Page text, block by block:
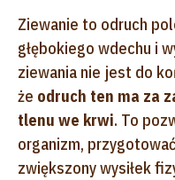
Ziewanie to odruch
głębokiego wdechu i
ziewania nie jest do
że odruch ten ma za
tlenu we krwi. To
organizm,
zwiększony wysiłek